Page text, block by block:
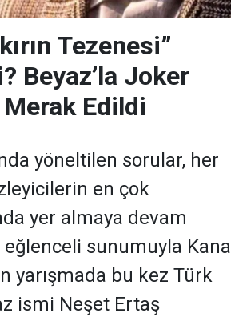
Tezenesi”
Beyaz’la Joker
Edildi
yöneltilen sorular, her
en çok
yer almaya devam
eğlenceli sunumuyla Kanal
yarışmada bu kez Türk
ismi Neşet Ertaş